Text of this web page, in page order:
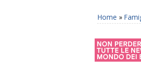
Home »